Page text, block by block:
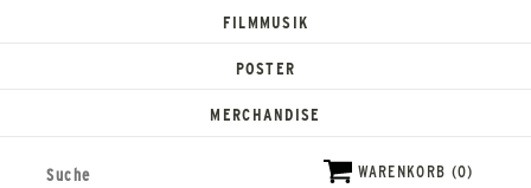
FILMMUSIK
POSTER
MERCHANDISE
WARENKORB (0)